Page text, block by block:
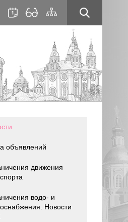
объявлений
движения
водо- и
Новости